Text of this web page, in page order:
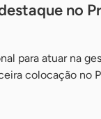
no
para atuar na
colocação no